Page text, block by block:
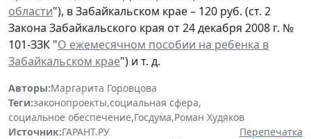
области"), в Забайкальском крае – 120 руб. (ст. 2
Закона Забайкальского края от 24 декабря 2008 г. №
101-ЗЗК "О ежемесячном пособии на ребенка в
Забайкальском крае") и т. д.
Авторы:Маргарита Горовцова
Теги:законопроекты,социальная сфера,
социальное обеспечение,Госдума,Роман Худяков
Источник:ГАРАНТ.РУ
Перепечатка